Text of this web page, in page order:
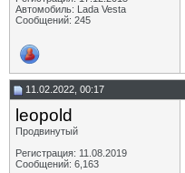
Автомобиль: Lada Vesta
Сообщений: 245
11.02.2022, 00:17
leopold
Продвинутый
Регистрация: 11.08.2019
Сообщений: 6,163